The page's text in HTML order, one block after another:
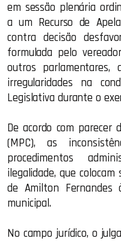
em sessão plenária
a um Recurso de
contra decisão
formulada pelo
outros parlamentares,
irregularidades na
Legislativa durante o
De acordo com parecer
(MPC), as
procedimentos
ilegalidade, que
de Amilton
municipal.
No campo jurídico, o